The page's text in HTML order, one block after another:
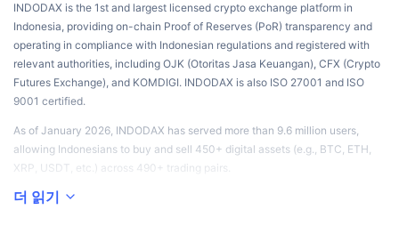
가장 많이 방문한 종목
커뮤니티 정서
체인 순위
예측 시장
트렌딩
비트코인 도미넌스
CoinMarketCap 20 지수
CoinMarketCap 100 지수
ETF 자금 흐름
가상자산 ETF
FAQ
AI 통합
CMC 에이전트 허브
스킬 마켓플레이스
주요 뉴스
텔레그램 봇
광고
사이트 위젯
INDODAX is the 1st and largest licensed crypto exchange platform in
Indonesia, providing on-chain Proof of Reserves (PoR) transparency and
operating in compliance with Indonesian regulations and registered with
relevant authorities, including OJK (Otoritas Jasa Keuangan), CFX (Crypto
Futures Exchange), and KOMDIGI. INDODAX is also ISO 27001 and ISO
9001 certified.
As of January 2026, INDODAX has served more than 9.6 million users,
allowing Indonesians to buy and sell 450+ digital assets (e.g., BTC, ETH,
XRP, USDT, etc.) across 490+ trading pairs.
As a customer-centric company, INDODAX offers a seamless experience
더 읽기